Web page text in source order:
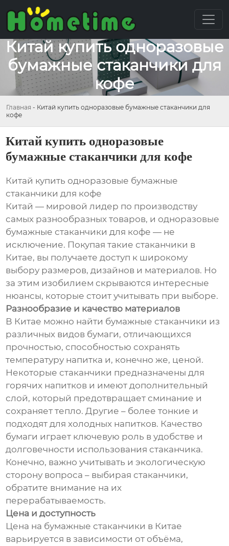
Китай купить одноразовые
бумажные стаканчики для
кофе
Главная - Китай купить одноразовые бумажные стаканчики для
кофе
Китай купить одноразовые
бумажные стаканчики для кофе
Китай купить одноразовые бумажные
стаканчики для кофе
Китай — мировой лидер по производству
самых разнообразных товаров, и одноразовые
бумажные стаканчики для кофе — не
исключение. Покупая такие стаканчики в
Китае, вы получаете доступ к широкому
выбору размеров, дизайнов и материалов. Но
за этим изобилием скрываются интересные
нюансы, которые стоит учитывать при выборе.
Разнообразие и качество материалов
В Китае можно найти бумажные стаканчики из
различных видов бумаги, отличающихся
прочностью, способностью сохранять
температуру напитка и, конечно же, ценой.
Некоторые стаканчики предназначены для
горячих напитков и имеют дополнительный
слой, который предотвращает сминание и
сохраняет тепло. Другие – более тонкие и
подходят для холодных напитков. Качество
бумаги играет ключевую роль в удобстве и
долговечности использования стаканчика.
Конечно, важно учитывать и экологическую
сторону вопроса – выбирая стаканчики,
обратите внимание на их
перерабатываемость.
Цена и доступность
Цена на бумажные стаканчики в Китае
варьируется в зависимости от объёма,